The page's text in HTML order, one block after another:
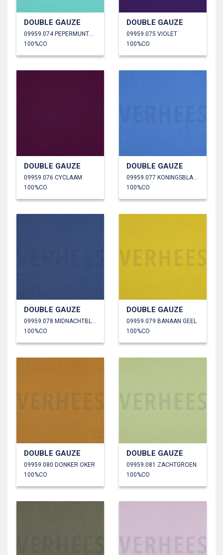
DOUBLE GAUZE
09959.074 PEPERMUNTGROEN
100%CO
DOUBLE GAUZE
09959.075 VIOLET
100%CO
DOUBLE GAUZE
09959.076 CYCLAAM
100%CO
DOUBLE GAUZE
09959.077 KONINGSBLAUW
100%CO
DOUBLE GAUZE
09959.078 MIDNACHTBLAUW
100%CO
DOUBLE GAUZE
09959.079 BANAAN GEEL
100%CO
DOUBLE GAUZE
09959.080 DONKER OKER
100%CO
DOUBLE GAUZE
09959.081 ZACHTGROEN
100%CO